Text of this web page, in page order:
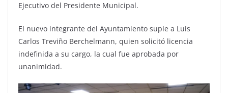
Ejecutivo del Presidente Municipal.
El nuevo integrante del Ayuntamiento suple a Luis
Carlos Treviño Berchelmann, quien solicitó licencia
indefinida a su cargo, la cual fue aprobada por
unanimidad.